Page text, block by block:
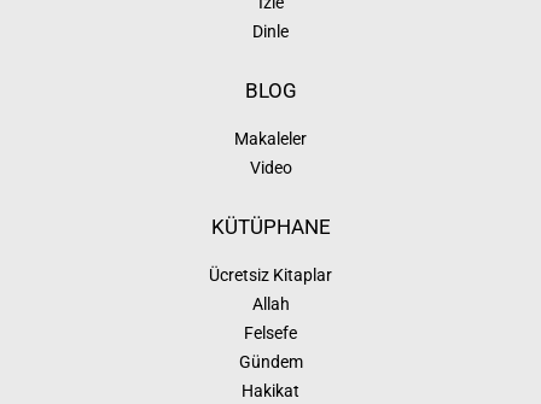
Dinle
BLOG
Makaleler
Video
KÜTÜPHANE
Ücretsiz Kitaplar
Allah
Felsefe
Gündem
Hakikat